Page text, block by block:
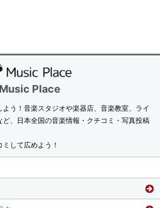
Music Place
う！音楽スタジオや楽器店、音楽教室、ライ
、日本全国の音楽情報・クチコミ・写真投稿
して広めよう！